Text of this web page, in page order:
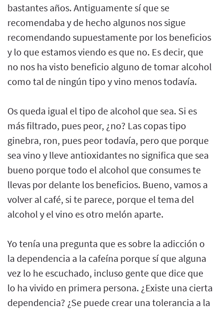
bastantes años. Antiguamente sí que se
recomendaba y de hecho algunos nos sigue
recomendando supuestamente por los beneficios
y lo que estamos viendo es que no. Es decir, que
no nos ha visto beneficio alguno de tomar alcohol
como tal de ningún tipo y vino menos todavía.
Os queda igual el tipo de alcohol que sea. Si es
más filtrado, pues peor, ¿no? Las copas tipo
ginebra, ron, pues peor todavía, pero que porque
sea vino y lleve antioxidantes no significa que sea
bueno porque todo el alcohol que consumes te
llevas por delante los beneficios. Bueno, vamos a
volver al café, si te parece, porque el tema del
alcohol y el vino es otro melón aparte.
Yo tenía una pregunta que es sobre la adicción o
la dependencia a la cafeína porque sí que alguna
vez lo he escuchado, incluso gente que dice que
lo ha vivido en primera persona. ¿Existe una cierta
dependencia? ¿Se puede crear una tolerancia a la